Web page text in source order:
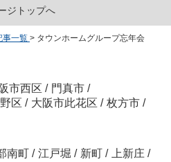
ジトップへ
事一覧 > タウンホームグループ忘年会
市西区 / 門真市 /
区 / 大阪市此花区 / 枚方市 /
南町 / 江戸堀 / 新町 / 上新庄 /